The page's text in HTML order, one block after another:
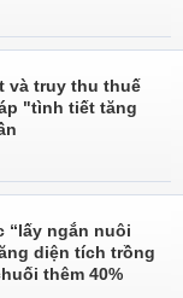
và truy thu thuế
"tình tiết tăng
“lấy ngắn nuôi
diện tích trồng
thêm 40%